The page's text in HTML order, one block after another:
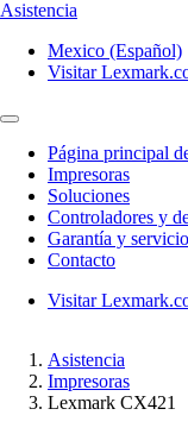
Asistencia
Mexico (Español)
Visitar
Página principal
Impresoras
Soluciones
Controladores y
Garantía y
Contacto
Visitar
Asistencia
Impresoras
Lexmark CX421